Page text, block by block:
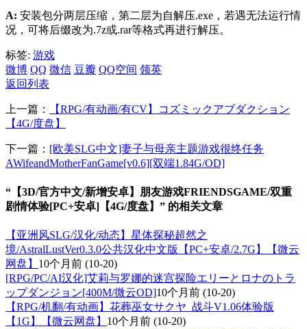
A: 安装包分两层压缩，第二层为自解压.exe，若遇无法运行情
况，可将后缀改为.7z或.rar等格式再进行解压。
标签: 游戏
微博 QQ 微信 豆瓣 QQ空间 领英
返回列表
上一篇：
【RPG/有动画/有CV】コズミックアブダクション
【4G/度盘】
下一篇： [欧美SLG中文]妻子与母亲主题游戏很终任务
AWifeandMotherFanGame[v0.6][双端1.84G/OD]
“【3D/官方中文/新增安卓】朋友游戏FRIENDSGAME/双重
剧情体验[PC+安卓]【4G/度盘】” 的相关文章
【亚洲风SLG/汉化/动态】星体探秘超然之
境/AstralLustVer0.3.0公共汉化中文版【PC+安卓/2.7G】【微云
网盘】 10个月前 (10-20)
[RPG/PC/AI汉化]艾莉与罗娜的迷宫探险エリーとロナのトラ
ップダンジョン[400M/微云OD]10个月前 (10-20)
【RPG/机翻/有动画】花葬巫女サクヤ_战斗V1.06体验版
【1G】【微云网盘】 10个月前 (10-20)